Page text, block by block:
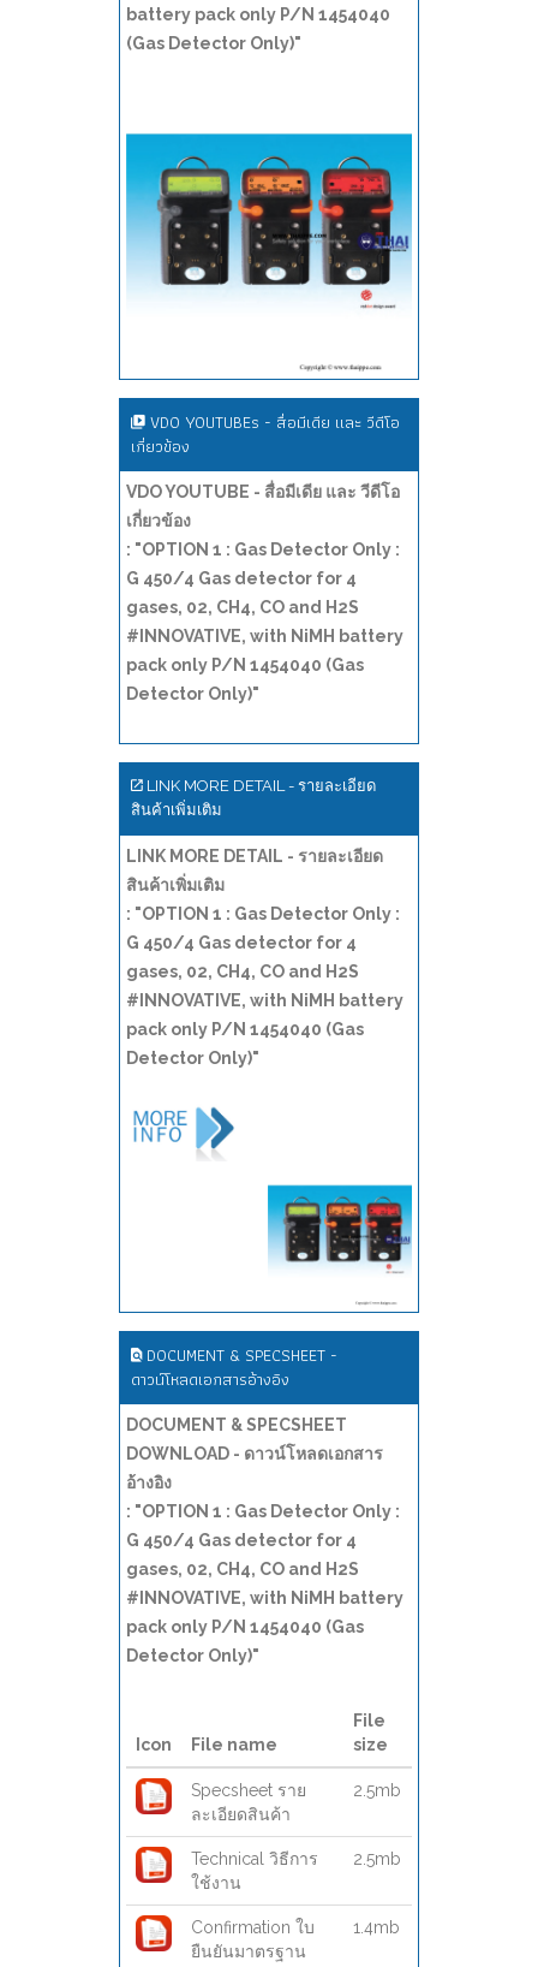
battery pack only P/N 1454040
(Gas Detector Only)"
VDO YOUTUBEs - สื่อมีเดีย และ วีดีโอ
เกี่ยวข้อง
VDO YOUTUBE - สื่อมีเดีย และ วีดีโอ
เกี่ยวข้อง
: "OPTION 1 : Gas Detector Only :
G 450/4 Gas detector for 4
gases, 02, CH4, CO and H2S
#INNOVATIVE, with NiMH battery
pack only P/N 1454040 (Gas
Detector Only)"
LINK MORE DETAIL - รายละเอียด
สินค้าเพิ่มเติม
LINK MORE DETAIL - รายละเอียด
สินค้าเพิ่มเติม
: "OPTION 1 : Gas Detector Only :
G 450/4 Gas detector for 4
gases, 02, CH4, CO and H2S
#INNOVATIVE, with NiMH battery
pack only P/N 1454040 (Gas
Detector Only)"
DOCUMENT & SPECSHEET -
ดาวน์โหลดเอกสารอ้างอิง
DOCUMENT & SPECSHEET
DOWNLOAD - ดาวน์โหลดเอกสาร
อ้างอิง
: "OPTION 1 : Gas Detector Only :
G 450/4 Gas detector for 4
gases, 02, CH4, CO and H2S
#INNOVATIVE, with NiMH battery
pack only P/N 1454040 (Gas
Detector Only)"
Icon File name
File
size
Specsheet ราย
ละเอียดสินค้า
2.5mb
Technical วิธีการ
ใช้งาน
2.5mb
Confirmation ใบ
ยืนยันมาตรฐาน
1.4mb